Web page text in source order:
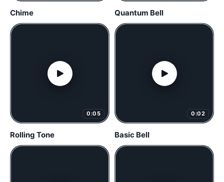
Chime Quantum Bell
0:05
Rolling Tone
0:02
Basic Bell